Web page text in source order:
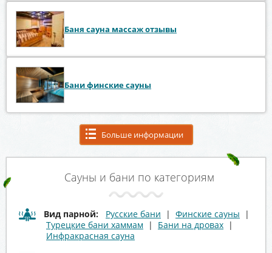
Баня сауна массаж отзывы
Бани финские сауны
Больше информации
Сауны и бани по категориям
Вид парной: Русские бани | Финские сауны |
Турецкие бани хаммам | Бани на дровах |
Инфракрасная сауна